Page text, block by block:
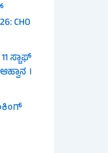
CHO
ಸ್ಟಾಫ್
।